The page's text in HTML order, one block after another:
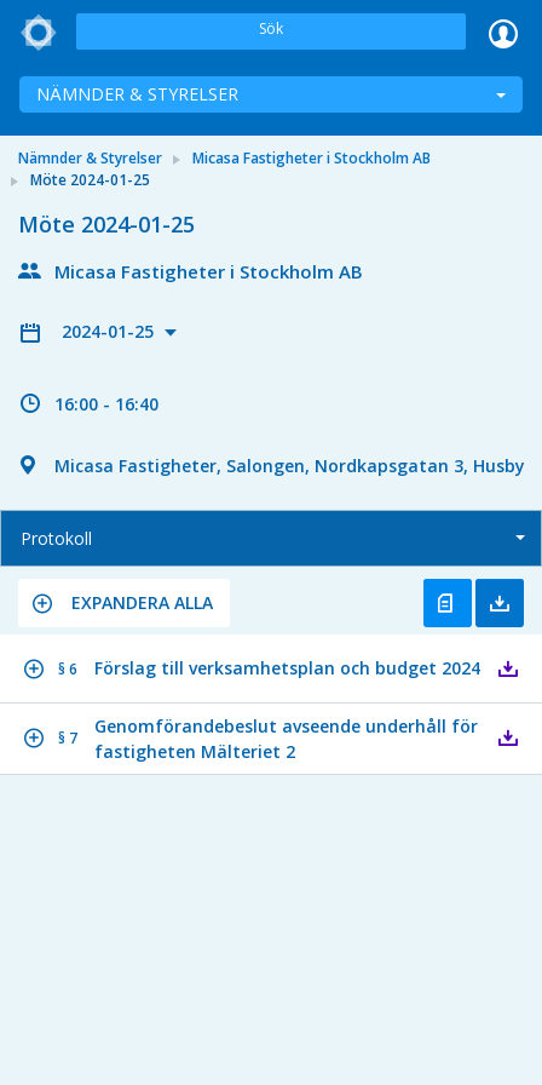
Sök
NÄMNDER & STYRELSER
Nämnder & Styrelser
Micasa Fastigheter i Stockholm AB
Möte 2024-01-25
Möte 2024-01-25
Micasa Fastigheter i Stockholm AB
2024-01-25
16:00 - 16:40
Micasa Fastigheter, Salongen, Nordkapsgatan 3, Husby
Protokoll
EXPANDERA ALLA
§ 6 Förslag till verksamhetsplan och budget 2024
§ 7
Genomförandebeslut avseende underhåll för
fastigheten Mälteriet 2